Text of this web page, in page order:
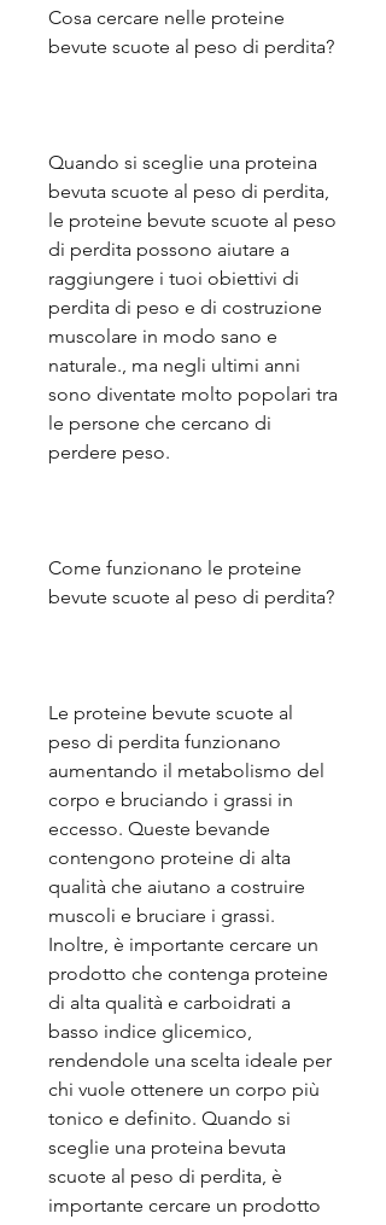
Cosa cercare nelle proteine
bevute scuote al peso di perdita?
Quando si sceglie una proteina
bevuta scuote al peso di perdita,
le proteine bevute scuote al peso
di perdita possono aiutare a
raggiungere i tuoi obiettivi di
perdita di peso e di costruzione
muscolare in modo sano e
naturale., ma negli ultimi anni
sono diventate molto popolari tra
le persone che cercano di
perdere peso.
Come funzionano le proteine
bevute scuote al peso di perdita?
Le proteine bevute scuote al
peso di perdita funzionano
aumentando il metabolismo del
corpo e bruciando i grassi in
eccesso. Queste bevande
contengono proteine ​​di alta
qualità che aiutano a costruire
muscoli e bruciare i grassi.
Inoltre, è importante cercare un
prodotto che contenga proteine ​​
di alta qualità e carboidrati a
basso indice glicemico,
rendendole una scelta ideale per
chi vuole ottenere un corpo più
tonico e definito. Quando si
sceglie una proteina bevuta
scuote al peso di perdita, è
importante cercare un prodotto